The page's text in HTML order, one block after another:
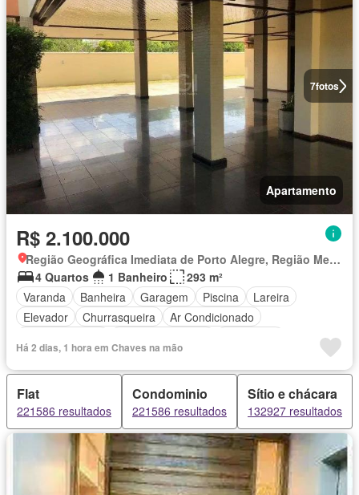
7fotos
Apartamento
R$ 2.100.000
Região Geográfica Imediata de Porto Alegre, Região Metropolitana de Porto Alegre
4 Quartos
1 Banheiro
293 m²
Varanda
Banheira Garagem Piscina
Lareira
Elevador
Churrasqueira
Ar Condicionado
Totalmente mobiliado
Há 2 dias, 1 hora em Chaves na mão
Flat
221586 resultados
Condominio
221586 resultados
Sítio e chácara
132927 resultados